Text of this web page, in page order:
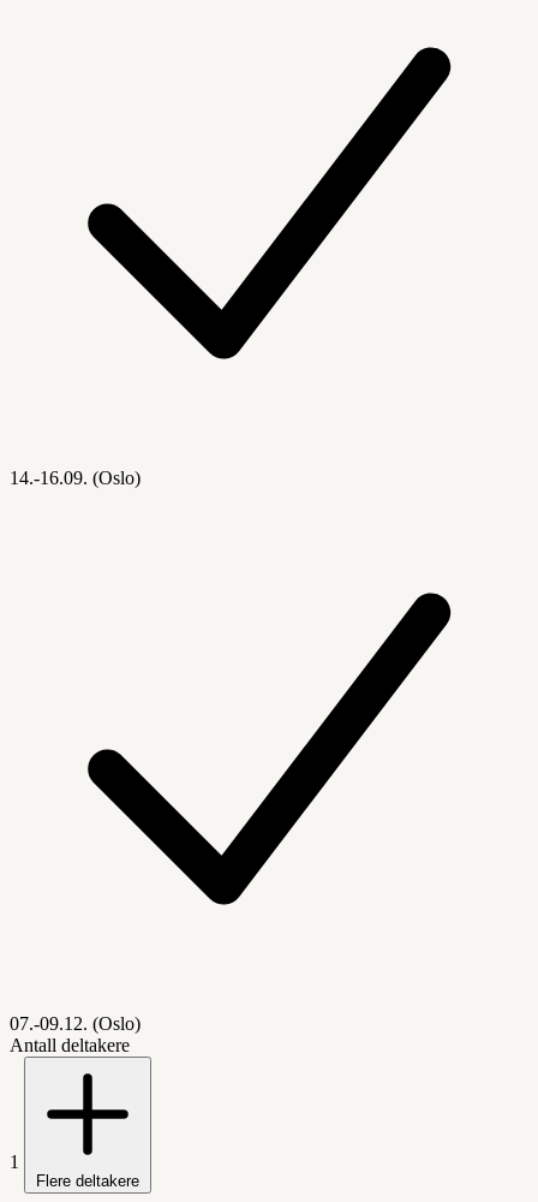
14.-16.09. (Oslo)
07.-09.12. (Oslo)
Antall deltakere
1
Flere deltakere